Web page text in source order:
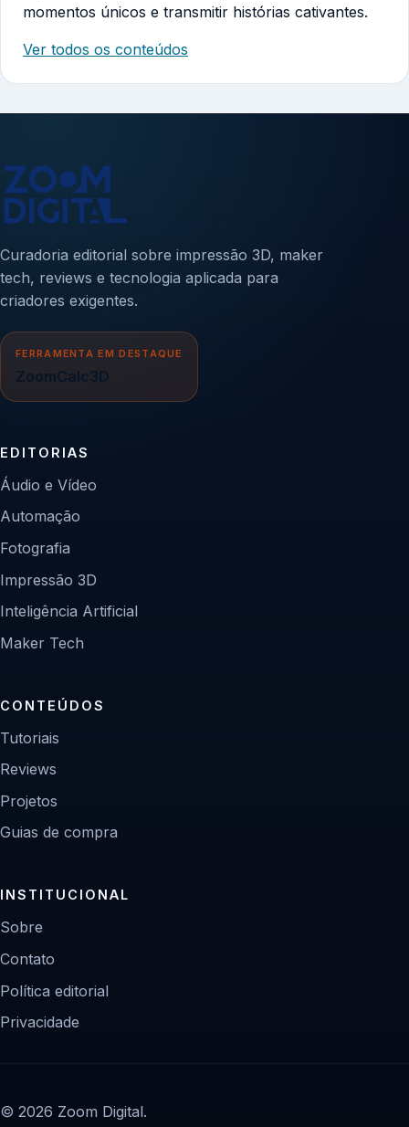
momentos únicos e transmitir histórias cativantes.
Ver todos os conteúdos
Curadoria editorial sobre impressão 3D, maker
tech, reviews e tecnologia aplicada para
criadores exigentes.
FERRAMENTA EM DESTAQUE
ZoomCalc3D
EDITORIAS
Áudio e Vídeo
Automação
Fotografia
Impressão 3D
Inteligência Artificial
Maker Tech
CONTEÚDOS
Tutoriais
Reviews
Projetos
Guias de compra
INSTITUCIONAL
Sobre
Contato
Política editorial
Privacidade
© 2026 Zoom Digital.